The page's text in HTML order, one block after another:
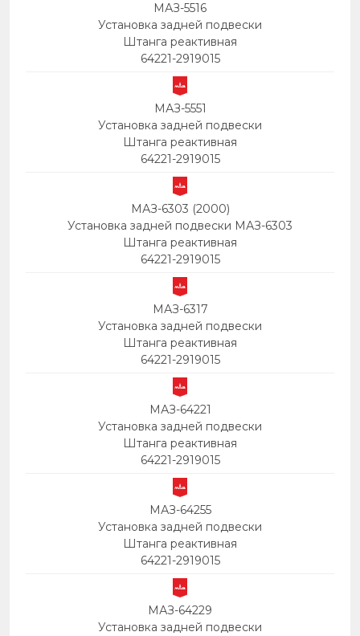
МАЗ-5516
Установка задней подвески
Штанга реактивная
64221-2919015
МАЗ-5551
Установка задней подвески
Штанга реактивная
64221-2919015
МАЗ-6303 (2000)
Установка задней подвески МАЗ-6303
Штанга реактивная
64221-2919015
МАЗ-6317
Установка задней подвески
Штанга реактивная
64221-2919015
МАЗ-64221
Установка задней подвески
Штанга реактивная
64221-2919015
МАЗ-64255
Установка задней подвески
Штанга реактивная
64221-2919015
МАЗ-64229
Установка задней подвески